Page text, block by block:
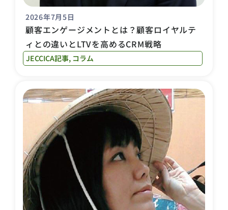
2026年7月5日
顧客エンゲージメントとは？顧客ロイヤルテ
ィとの違いとLTVを高めるCRM戦略
JECCICA記事, コラム